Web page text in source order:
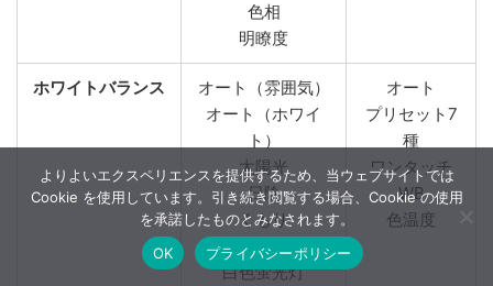
色相
明瞭度
ホワイトバランス
オート（雰囲気）
オート（ホワイ
ト）
太陽光
日陰
くもり
白熱電球
白色蛍光灯
オート
プリセット7
種
ワンタッチ
WB
色温度
よりよいエクスペリエンスを提供するため、当ウェブサイトでは
Cookie を使用しています。引き続き閲覧する場合、Cookie の使用
を承諾したものとみなされます。
OK
プライバシーポリシー